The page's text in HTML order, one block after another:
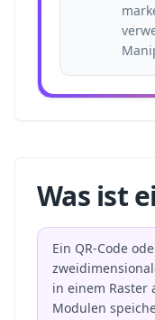
Was ist
Ein QR-Code
in einem Raster
Modulen